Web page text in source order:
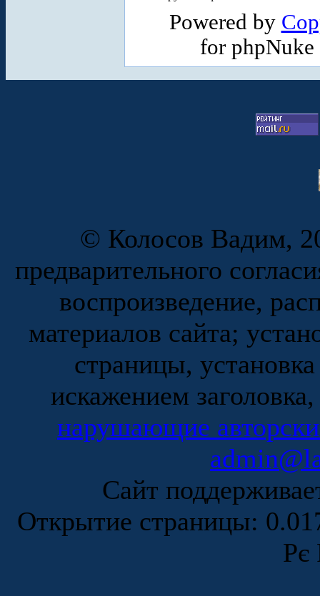
Powered by
for
© Колосов Вадим,
предварительного
воспроизведение,
материалов сайта;
страницы,
искажением
нарушающие
Сайт
Открытие страницы:
Рє